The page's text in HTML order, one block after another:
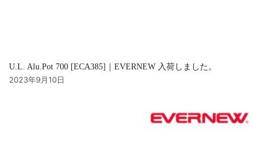
U.L. Alu.Pot 700 [ECA385]｜EVERNEW 入荷しました。
2023年9月10日